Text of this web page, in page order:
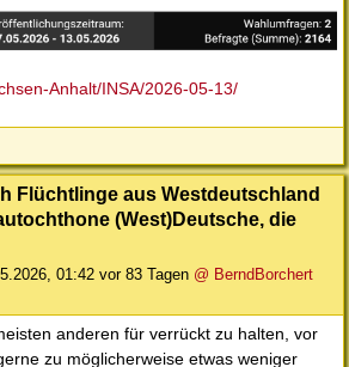
Anhalt/INSA/2026-05-13/
Flüchtlinge aus Westdeutschland
(West)Deutsche, die
01:42 vor 83 Tagen @ BerndBorchert
anderen für verrückt zu halten, vor
zu möglicherweise etwas weniger